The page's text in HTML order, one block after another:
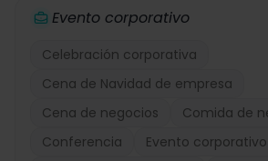
Evento corporativo
Celebración corporativa
Cena de Navidad de empresa
Cena de negocios
Comida de
Conferencia
Evento corporativo